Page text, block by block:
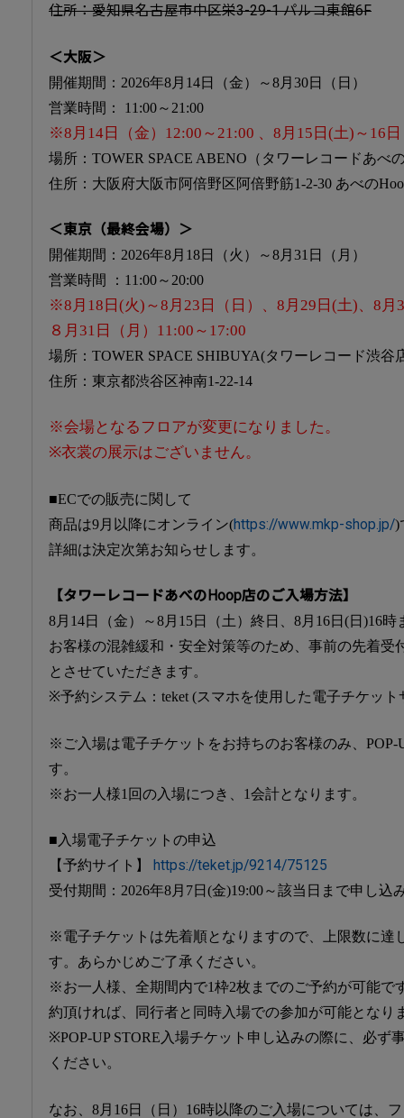
住所：愛知県名古屋市中区栄3-29-1 パルコ東館6F
＜大阪＞
開催期間：2026年8月14日（金）～8月30日（日）
営業時間： 11:00～21:00
※8月14日（金）12:00～21:00 、8月15日(土)～16
場所：TOWER SPACE ABENO（タワーレコードあべ
住所：大阪府大阪市阿倍野区阿倍野筋1-2-30 あべの
＜東京（最終会場）＞
開催期間：2026年8月18日（火）～8月31日（月）
営業時間 ：11:00～20:00
※8月18日(火)～8月23日（日）、8月29日(土)、8月
８月31日（月）11:00～17:00
場所：TOWER SPACE SHIBUYA(タワーレコード渋谷
住所：東京都渋谷区神南1-22-14
※会場となるフロアが変更になりました。
※衣裳の展示はございません。
■ECでの販売に関して
商品は9月以降にオンライン(https://www.mkp-shop.jp/)
詳細は決定次第お知らせします。
【タワーレコードあべのHoop店のご入場方法】
8月14日（金）～8月15日（土）終日、8月16日(日)16
お客様の混雑緩和・安全対策等のため、事前の先着受
とさせていただきます。
※予約システム：teket (スマホを使用した電子チケット
※ご入場は電子チケットをお持ちのお客様のみ、POP-
す。
※お一人様1回の入場につき、1会計となります。
■入場電子チケットの申込
【予約サイト】
https://teket.jp/9214/75125
受付期間：2026年8月7日(金)19:00～該当日まで申し込
※電子チケットは先着順となりますので、上限数に達
す。あらかじめご了承ください。
※お一人様、全期間内で1枠2枚までのご予約が可能で
約頂ければ、同行者と同時入場での参加が可能となり
※POP-UP STORE入場チケット申し込みの際に、必ず
ください。
なお、8月16日（日）16時以降のご入場については、